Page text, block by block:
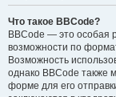
Что такое BBCode?
BBCode — это особая
возможности по
Возможность
однако BBCode также
форме для его